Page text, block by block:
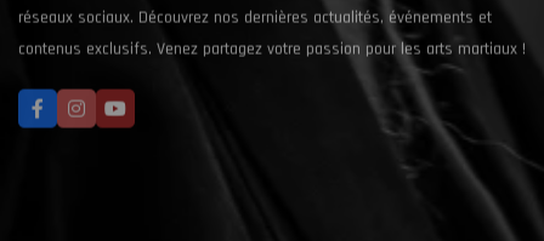
réseaux sociaux. Découvrez nos dernières actualités, événements et
contenus exclusifs. Venez partagez votre passion pour les arts martiaux !